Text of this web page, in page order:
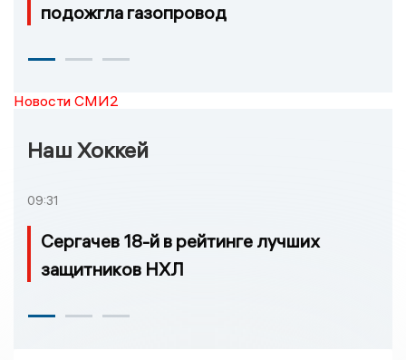
подожгла газопровод
Новости СМИ2
Наш Хоккей
09:31
Сергачев 18-й в рейтинге лучших
защитников НХЛ